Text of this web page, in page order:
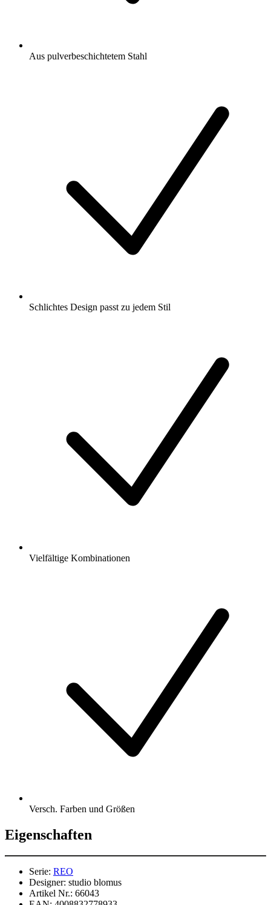
Aus pulverbeschichtetem Stahl
Schlichtes Design passt zu jedem Stil
Vielfältige Kombinationen
Versch. Farben und Größen
Eigenschaften
Serie: REO
Designer: studio blomus
Artikel Nr.: 66043